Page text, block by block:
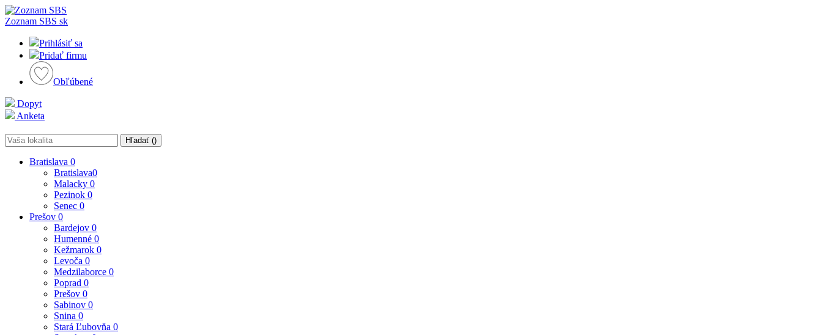
Zoznam SBS sk
Prihlásiť sa
Pridať firmu
Obľúbené
Dopyt
Anketa
Hľadať ()
Bratislava 0
Bratislava0
Malacky 0
Pezinok 0
Senec 0
Prešov 0
Bardejov 0
Humenné 0
Kežmarok 0
Levoča 0
Medzilaborce 0
Poprad 0
Prešov 0
Sabinov 0
Snina 0
Stará Ľubovňa 0